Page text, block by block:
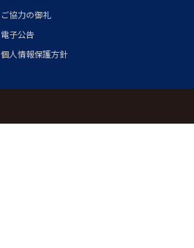
ご協力の御礼
電子公告
個人情報保護方針